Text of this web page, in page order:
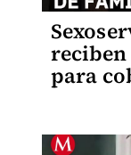
reciben
para